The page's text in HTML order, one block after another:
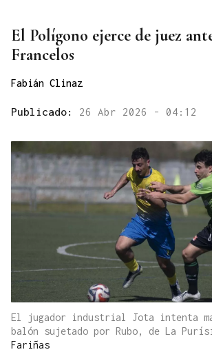
El Polígono ejerce de juez
Francelos
Fabián Clinaz
Publicado: 26 Abr 2026 - 04:12
El jugador industrial Jota intenta
balón sujetado por Rubo, de La
Fariñas